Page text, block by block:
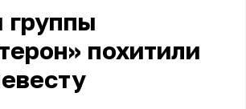
группы
похитили